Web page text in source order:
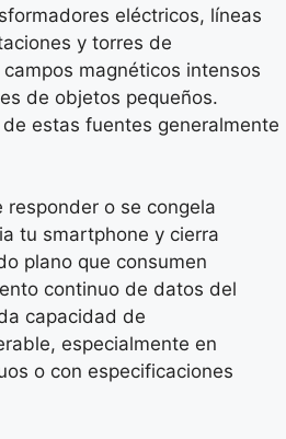
eléctricos, líneas
y torres de
magnéticos intensos
de objetos pequeños.
estas fuentes generalmente
responder o se congela
tu smartphone y cierra
plano que consumen
continuo de datos del
capacidad de
especialmente en
o con especificaciones